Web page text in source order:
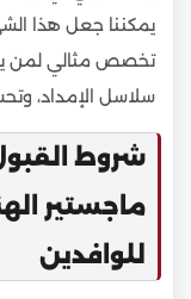
يمكننا جعل هذا
تخصص مثالي لمن
سلاسل الإمداد،
شروط
ماجستير
للوافدين